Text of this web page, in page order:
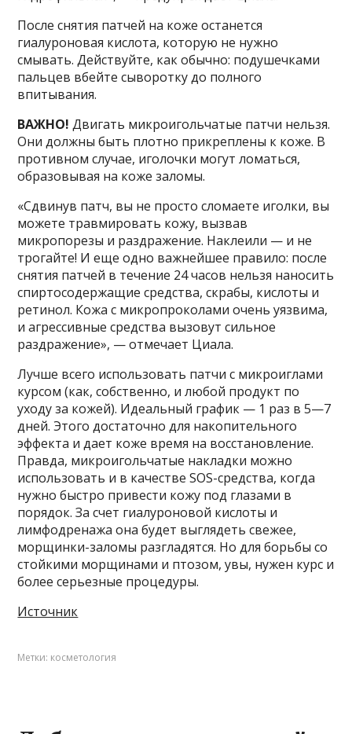
После снятия патчей на коже останется
гиалуроновая кислота, которую не нужно
смывать. Действуйте, как обычно: подушечками
пальцев вбейте сыворотку до полного
впитывания.
ВАЖНО!Двигать микроигольчатые патчи нельзя.
Они должны быть плотно прикреплены к коже. В
противном случае, иголочки могут ломаться,
образовывая на коже заломы.
«Сдвинув патч, вы не просто сломаете иголки, вы
можете травмировать кожу, вызвав
микропорезы и раздражение. Наклеили — и не
трогайте! И еще одно важнейшее правило: после
снятия патчей в течение 24 часов нельзя наносить
спиртосодержащие средства, скрабы, кислоты и
ретинол. Кожа с микропроколами очень уязвима,
и агрессивные средства вызовут сильное
раздражение», — отмечает Циала.
Лучше всего использовать патчи с микроиглами
курсом (как, собственно, и любой продукт по
уходу за кожей). Идеальный график — 1 раз в 5—7
дней. Этого достаточно для накопительного
эффекта и дает коже время на восстановление.
Правда, микроигольчатые накладки можно
использовать и в качестве SOS-средства, когда
нужно быстро привести кожу под глазами в
порядок. За счет гиалуроновой кислоты и
лимфодренажа она будет выглядеть свежее,
морщинки-заломы разгладятся. Но для борьбы со
стойкими морщинами и птозом, увы, нужен курс и
более серьезные процедуры.
Источник
Метки: косметология